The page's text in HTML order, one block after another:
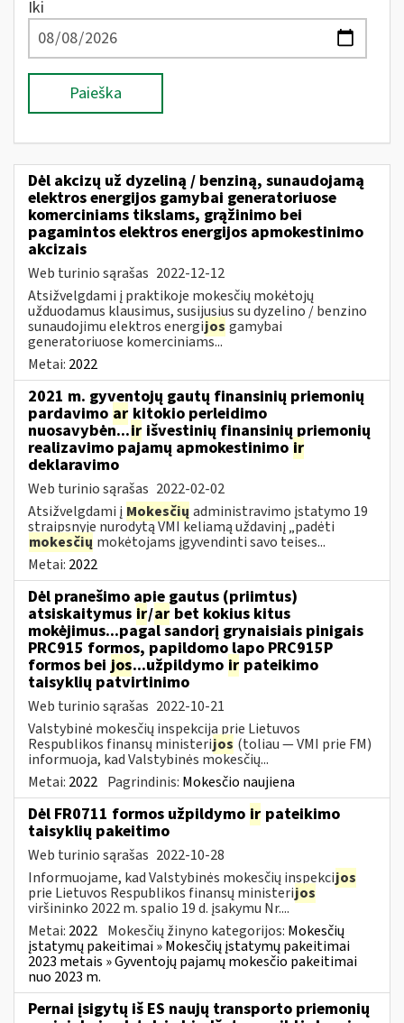
Iki
Paieška
Dėl akcizų už dyzeliną / benziną, sunaudojamą
elektros energijos gamybai generatoriuose
komerciniams tikslams, grąžinimo bei
pagamintos elektros energijos apmokestinimo
akcizais
Web turinio sąrašas 2022-12-12
Atsižvelgdami į praktikoje mokesčių mokėtojų
užduodamus klausimus, susijusius su dyzelino / benzino
sunaudojimu elektros energijos gamybai
generatoriuose komerciniams...
Metai: 2022
2021 m. gyventojų gautų finansinių priemonių
pardavimo ar kitokio perleidimo
nuosavybėn...ir išvestinių finansinių priemonių
realizavimo pajamų apmokestinimo ir
deklaravimo
Web turinio sąrašas 2022-02-02
Atsižvelgdami į Mokesčių administravimo įstatymo 19
straipsnyje nurodytą VMI keliamą uždavinį „padėti
mokesčių mokėtojams įgyvendinti savo teises...
Metai: 2022
Dėl pranešimo apie gautus (priimtus)
atsiskaitymus ir/ar bet kokius kitus
mokėjimus...pagal sandorį grynaisiais pinigais
PRC915 formos, papildomo lapo PRC915P
formos bei jos...užpildymo ir pateikimo
taisyklių patvirtinimo
Web turinio sąrašas 2022-10-21
Valstybinė mokesčių inspekcija prie Lietuvos
Respublikos finansų ministerijos (toliau ― VMI prie FM)
informuoja, kad Valstybinės mokesčių...
Metai: 2022 Pagrindinis: Mokesčio naujiena
Dėl FR0711 formos užpildymo ir pateikimo
taisyklių pakeitimo
Web turinio sąrašas 2022-10-28
Informuojame, kad Valstybinės mokesčių inspekcijos
prie Lietuvos Respublikos finansų ministerijos
viršininko 2022 m. spalio 19 d. įsakymu Nr....
Metai: 2022 Mokesčių žinyno kategorijos: Mokesčių
įstatymų pakeitimai » Mokesčių įstatymų pakeitimai
2023 metais » Gyventojų pajamų mokesčio pakeitimai
nuo 2023 m.
Pernai įsigytų iš ES naujų transporto priemonių